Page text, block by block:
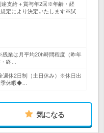
途支給＋賞与年2回※年齢・経
定により決定いたします※試…
業は月平均20h時間程度（昨年
終…
休2日制（土日休み）※休日出
季休暇◆…
気になる